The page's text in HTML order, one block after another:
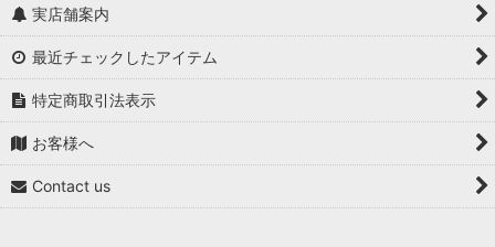
実店舗案内
最近チェックしたアイテム
特定商取引法表示
お客様へ
Contact us